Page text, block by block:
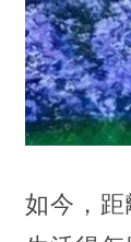
如今，